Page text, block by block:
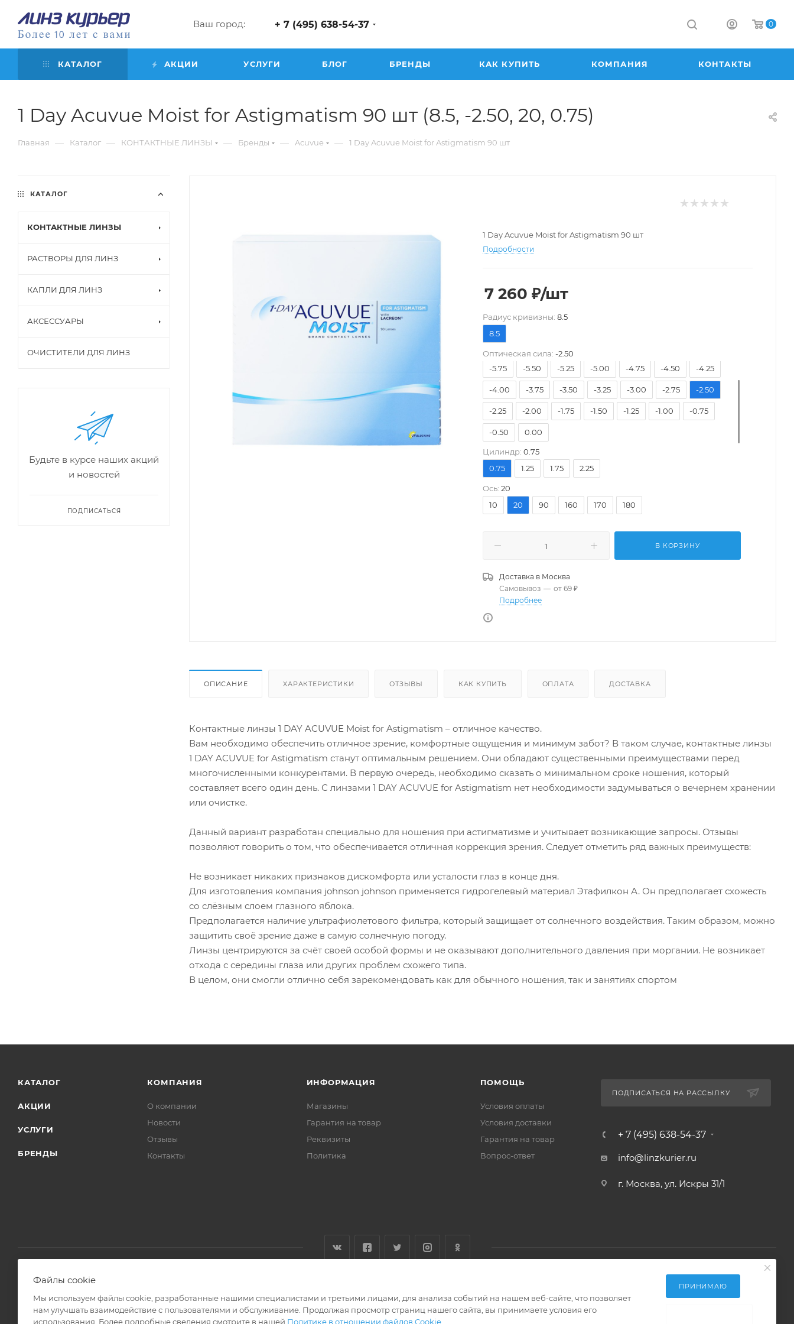
Ваш город: + 7 (495) 638-54-37 0
КАТАЛОГ АКЦИИ УСЛУГИ БЛОГ БРЕНДЫ КАК КУПИТЬ КОМПАНИЯ КОНТАКТЫ
1 Day Acuvue Moist for Astigmatism 90 шт (8.5, -2.50, 20, 0.75)
Главная — Каталог — КОНТАКТНЫЕ ЛИНЗЫ — Бренды — Acuvue — 1 Day Acuvue Moist for Astigmatism 90 шт
1 Day Acuvue Moist for Astigmatism 90 шт
Подробности
7 260 ₽/шт
Pадиус кривизны: 8.5
8.5
Оптическая сила: -2.50
-5.75 -5.50 -5.25 -5.00 -4.75 -4.50 -4.25
-4.00 -3.75 -3.50 -3.25 -3.00 -2.75 -2.50
-2.25 -2.00 -1.75 -1.50 -1.25 -1.00 -0.75
-0.50 0.00
Цилиндр: 0.75
0.75
1.25 1.75 2.25
Ось: 20
10
20 90 160 170 180
В КОРЗИНУ
Доставка в Москва
Самовывоз — от 69 ₽
Подробнее
ОПИСАНИЕ ХАРАКТЕРИСТИКИ ОТЗЫВЫ КАК КУПИТЬ ОПЛАТА ДОСТАВКА
Контактные линзы 1 DAY ACUVUE Moist for Astigmatism – отличное качество.
Вам необходимо обеспечить отличное зрение, комфортные ощущения и минимум забот? В таком случае, контактные линзы
1 DAY ACUVUE for Astigmatism станут оптимальным решением. Они обладают существенными преимуществами перед
многочисленными конкурентами. В первую очередь, необходимо сказать о минимальном сроке ношения, который
составляет всего один день. С линзами 1 DAY ACUVUE for Astigmatism нет необходимости задумываться о вечернем хранении
или очистке.
Данный вариант разработан специально для ношения при астигматизме и учитывает возникающие запросы. Отзывы
позволяют говорить о том, что обеспечивается отличная коррекция зрения. Следует отметить ряд важных преимуществ:
Не возникает никаких признаков дискомфорта или усталости глаз в конце дня.
Для изготовления компания johnson johnson применяется гидрогелевый материал Этафилкон А. Он предполагает схожесть
со слёзным слоем глазного яблока.
Предполагается наличие ультрафиолетового фильтра, который защищает от солнечного воздействия. Таким образом, можно
защитить своё зрение даже в самую солнечную погоду.
Линзы центрируются за счёт своей особой формы и не оказывают дополнительного давления при моргании. Не возникает
отхода с середины глаза или других проблем схожего типа.
В целом, они смогли отлично себя зарекомендовать как для обычного ношения, так и занятиях спортом
КАТАЛОГ
КОНТАКТНЫЕ ЛИНЗЫ
РАСТВОРЫ ДЛЯ ЛИНЗ
КАПЛИ ДЛЯ ЛИНЗ
АКСЕССУАРЫ
ОЧИСТИТЕЛИ ДЛЯ ЛИНЗ
Будьте в курсе наших акций
и новостей
ПОДПИСАТЬСЯ
КАТАЛОГ
АКЦИИ
УСЛУГИ
БРЕНДЫ
КОМПАНИЯ
О компании
Новости
Отзывы
Контакты
ИНФОРМАЦИЯ
Магазины
Гарантия на товар
Реквизиты
Политика
ПОМОЩЬ
Условия оплаты
Условия доставки
Гарантия на товар
Вопрос-ответ
ПОДПИСАТЬСЯ НА РАССЫЛКУ
+ 7 (495) 638-54-37
info@linzkurier.ru
г. Москва, ул. Искры 31/1
2008 - 2026 © Интернет магазин Линз Курьер
Файлы cookie
Мы используем файлы cookie, разработанные нашими специалистами и третьими лицами, для анализа событий на нашем веб-сайте, что позволяет
нам улучшать взаимодействие с пользователями и обслуживание. Продолжая просмотр страниц нашего сайта, вы принимаете условия его
использования. Более подробные сведения смотрите в нашей Политике в отношении файлов Cookie
ПРИНИМАЮ